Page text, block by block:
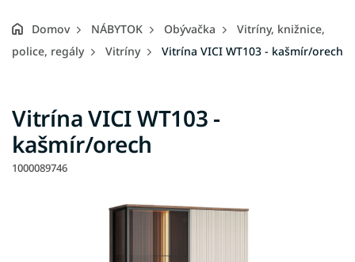
Domov NÁBYTOK Obývačka
Vitríny, knižnice,
police, regály
Vitríny Vitrína VICI WT103 - kašmír/orech
Vitrína VICI WT103 -
kašmír/orech
1000089746